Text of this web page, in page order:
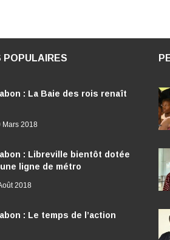
POPULAIRES
: La Baie des rois renaît
Mars 2018
: Libreville bientôt dotée
ligne de métro
2018
: Le temps de l’action